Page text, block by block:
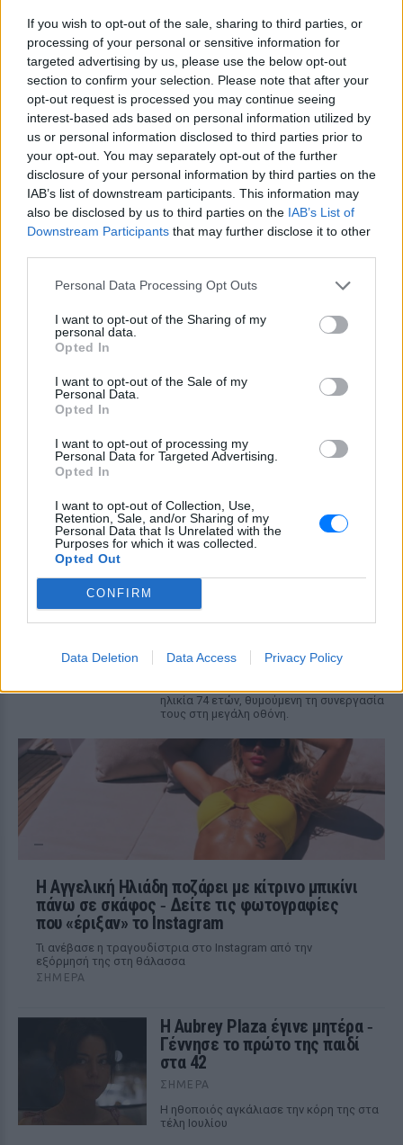
If you wish to opt-out of the sale, sharing to third parties, or
processing of your personal or sensitive information for
targeted advertising by us, please use the below opt-out
section to confirm your selection. Please note that after your
opt-out request is processed you may continue seeing
interest-based ads based on personal information utilized by
us or personal information disclosed to third parties prior to
your opt-out. You may separately opt-out of the further
disclosure of your personal information by third parties on the
IAB’s list of downstream participants. This information may
also be disclosed by us to third parties on the IAB’s List of
Downstream Participants that may further disclose it to other
Personal Data Processing Opt Outs
I want to opt-out of the Sharing of my
personal data.
Opted In
I want to opt-out of the Sale of my
Personal Data.
Opted In
I want to opt-out of processing my
Personal Data for Targeted Advertising.
Opted In
I want to opt-out of Collection, Use,
Retention, Sale, and/or Sharing of my
Personal Data that Is Unrelated with the
Purposes for which it was collected.
Opted Out
CONFIRM
Data Deletion Data Access Privacy Policy
ΔΕΙΤΕ ΕΠΙΣΗΣ
ΣΤΗΝ ΙΔΙΑ ΚΑΤΗΓΟΡΙΑ
Extreme Makeover Home
Edition με τον Σπύρο Σούλη: Το
νέο trailer του ΑΝΤ1 που μας
άφησε άφωνους
ΣΉΜΕΡΑ
έρχεται στον ΑΝΤ1 από το φθινόπωρο,
με τον Σπύρο Σούλη στο τιμόνι της
Κιμ Καρντάσιαν και Λιούις
στο Instagram
ΣΉΜΕΡΑ
φωτογραφικό άλμπουμ με selfie και
αγκαλιές μαζί με τον επτά φορές
παγκόσμιο πρωταθλητή της Formula 1
Καλογερόπουλο: «Είχε
συστήματα»
Η ηθοποιός μίλησε στην εκπομπή
ηλικία 74 ετών, θυμούμενη τη συνεργασία
τους στη μεγάλη οθόνη.
Η Αγγελική Ηλιάδη ποζάρει με κίτρινο μπικίνι
πάνω σε σκάφος ‑ Δείτε τις φωτογραφίες
που «έριξαν» το Instagram
Τι ανέβασε η τραγουδίστρια στο Instagram από την
εξόρμησή της στη θάλασσα
ΣΉΜΕΡΑ
Η Aubrey Plaza έγινε μητέρα ‑
Γέννησε το πρώτο της παιδί
στα 42
ΣΉΜΕΡΑ
Η ηθοποιός αγκάλιασε την κόρη της στα
τέλη Ιουλίου